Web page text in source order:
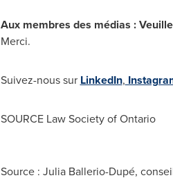
Aux membres des médias :
Merci.
Suivez-nous sur LinkedIn,
SOURCE Law Society ofOntario
Source : Julia Ballerio-Dupé,